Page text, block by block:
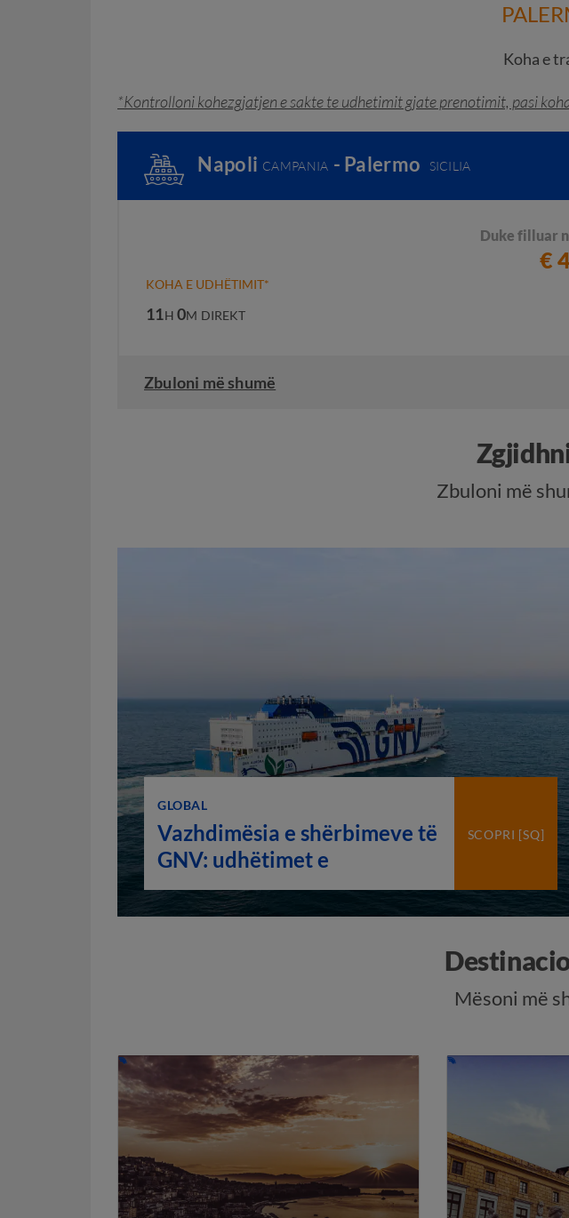
Koha e
*Kontrolloni kohezgjatjen e sakte te udhetimit gjate prenotimit, pasi
Napoli CAMPANIA - Palermo SICILIA
Duke filluar
€
KOHA E UDHËTIMIT*
11H 0M DIREKT
Zbuloni më shumë
Zbuloni më
GLOBAL
Vazhdimësia e shërbimeve të
GNV: udhëtimet e
konfirmuara për të gjithë
sezonin veror
SCOPRI [SQ]
Mësoni më